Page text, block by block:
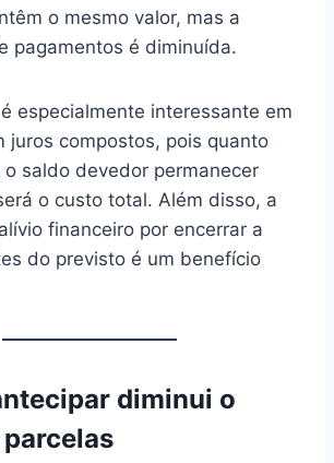
o mesmo valor, mas a
pagamentos é diminuída.
especialmente interessante em
juros compostos, pois quanto
o saldo devedor permanecer
o custo total. Além disso, a
financeiro por encerrar a
do previsto é um benefício
diminui o